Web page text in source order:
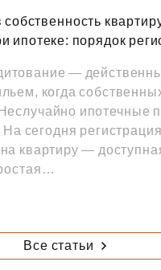
Все статьи
ипотеке: порядок
—
когда
ипотечные
сегодня
квартиру —